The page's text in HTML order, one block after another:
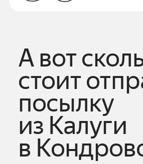
А вот
стоит
посылку
из Калуги
в